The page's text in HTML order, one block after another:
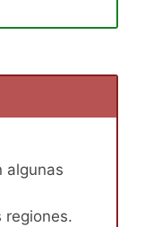
algunas
regiones.